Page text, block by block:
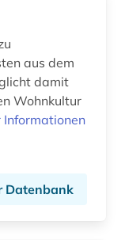
aus dem
damit
Wohnkultur
Informationen
Datenbank